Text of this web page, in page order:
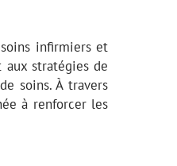
infirmiers et
aux stratégies de
soins. À travers
à renforcer les